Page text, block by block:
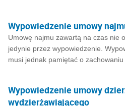
Wypowiedzenie umowy
Umowę najmu zawartą na czas nie
jedynie przez wypowiedzenie.
musi jednak pamiętać o
Wypowiedzenie umowy
wydzierżawiającego